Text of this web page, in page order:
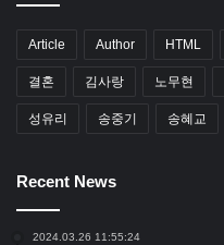
Article Author HTML
결혼 김사랑 노무현
성유리 송중기 송혜교
Recent News
2024.03.26 11:55:24